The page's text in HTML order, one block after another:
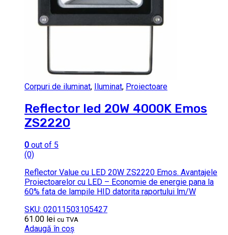
Corpuri de iluminat, Iluminat, Proiectoare
Reflector led 20W 4000K Emos
ZS2220
0 out of 5
(0)
Reflector Value cu LED 20W ZS2220 Emos. Avantajele
Proiectoarelor cu LED – Economie de energie pana la
60% fata de lampile HID datorita raportului lm/W
SKU: 02011503105427
61.00 lei cu TVA
Adaugă în coș